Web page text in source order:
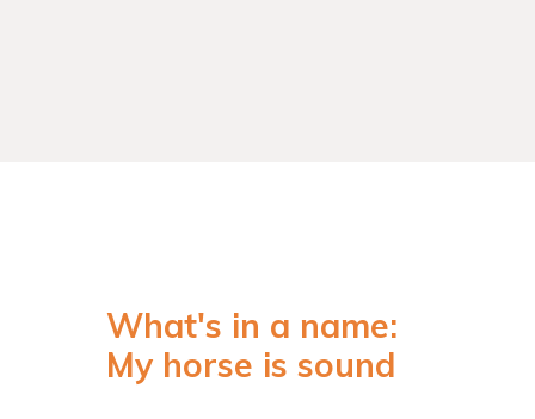
What's in a name:
My horse is sound